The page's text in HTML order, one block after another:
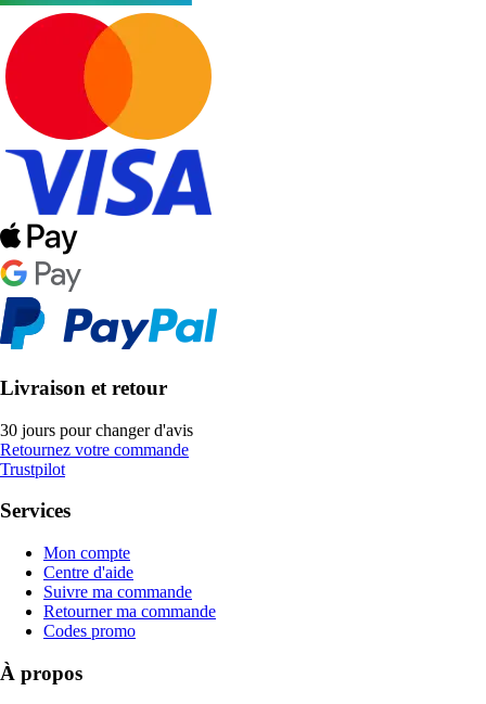
Livraison et retour
30 jours pour changer d'avis
Retournez votre commande
Trustpilot
Services
Mon compte
Centre d'aide
Suivre ma commande
Retourner ma commande
Codes promo
À propos